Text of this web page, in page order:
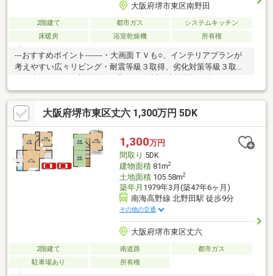
大阪府堺市東区南野田
2階建て 都市ガス
システムキッチン
床暖房
浴室乾燥機 所有権
---おすすめポイント-------・大画面ＴＶも○、インテリアプランが
考えやすい広々リビング・耐震等級３取得、劣化対策等級３取
る）・太陽光発電システム９ｋｗ搭載・西側にウッドデッキ付き
のお庭があります・二世帯住宅におすすめ・ウォークインクロー
ゼット、シューズインクローゼットが収納に役立ちます・東西の
二面バルコニーで通風・採光良好・４台駐車可能（車種によ
る）・前面道路幅員約５．７ｍにつき、車の出し入れがスムーズ
です・忙しい朝や遅い帰宅時にも嬉しい駅徒歩８分
大阪府堺市東区丈六 1,300万円 5DK
1,300万円
間取り 5DK
建物面積81m2
土地面積105.58m2
築年月 1979年3月(築47年6ヶ月)
南海高野線 北野田駅 徒歩9分
その他の交通
大阪府堺市東区丈六
2階建て 南道路
都市ガス
駐車場あり
所有権